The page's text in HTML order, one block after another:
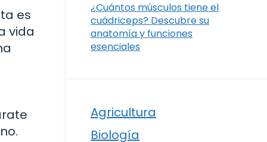
es
vida
¿Cuántos músculos tiene el
cuádriceps? Descubre su
anatomía y funciones
esenciales
Agricultura
Biología